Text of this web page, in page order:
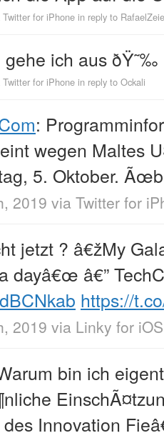
Twitter for iPhone in reply to
gehe ich aus ðŸ˜‰
Twitter for iPhone in reply to Ockali
:
wegen Maltes
5. Oktober.
2019 via Twitter for
jetzt ? â€žMy
dayâ€œ â€”
https://
2019 via Linky for iOS
bin ich
Innovation